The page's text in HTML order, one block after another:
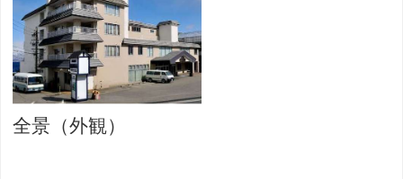
全景（外観）